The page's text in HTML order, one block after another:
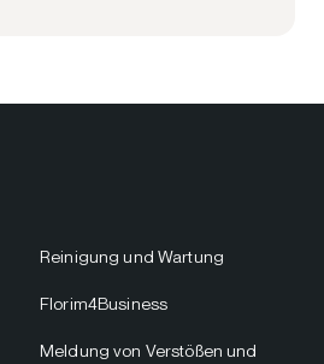
Reinigung und Wartung
Florim4Business
Meldung von Verstößen und